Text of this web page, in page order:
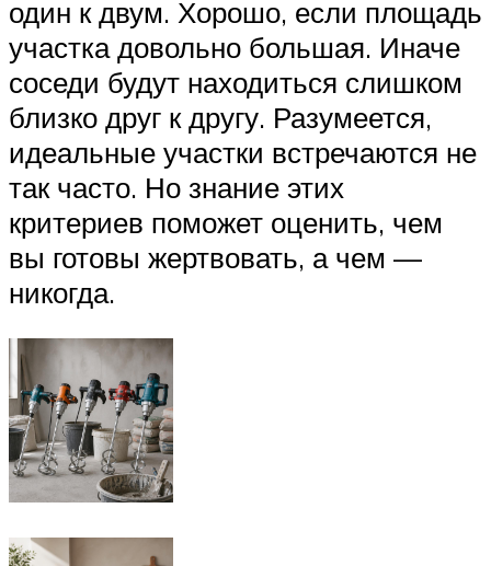
один к двум. Хорошо, если площадь
участка довольно большая. Иначе
соседи будут находиться слишком
близко друг к другу. Разумеется,
идеальные участки встречаются не
так часто. Но знание этих
критериев поможет оценить, чем
вы готовы жертвовать, а чем —
никогда.